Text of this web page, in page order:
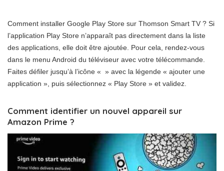
Comment installer Google Play Store sur Thomson Smart TV ? Si
l’application Play Store n’apparaît pas directement dans la liste
des applications, elle doit être ajoutée. Pour cela, rendez-vous
dans le menu Android du téléviseur avec votre télécommande.
Faites défiler jusqu’à l’icône « » avec la légende « ajouter une
application », puis sélectionnez « Play Store » et validez.
Comment identifier un nouvel appareil sur
Amazon Prime ?